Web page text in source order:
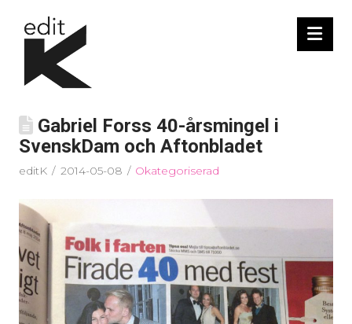
Gabriel Forss 40-årsmingel i
SvenskDam och Aftonbladet
editK 2014-05-08 Okategoriserad